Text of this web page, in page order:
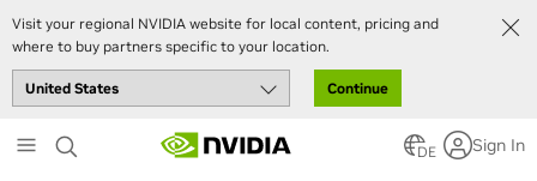
Visit your regional NVIDIA website for local content, pricing and
where to buy partners specific to your location.
Continue
to
DE Sign In